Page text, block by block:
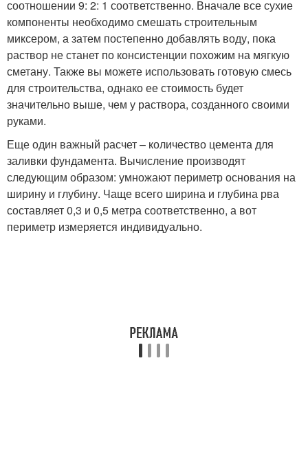
соотношении 9: 2: 1 соответственно. Вначале все сухие
компоненты необходимо смешать строительным
миксером, а затем постепенно добавлять воду, пока
раствор не станет по консистенции похожим на мягкую
сметану. Также вы можете использовать готовую смесь
для строительства, однако ее стоимость будет
значительно выше, чем у раствора, созданного своими
руками.
Еще один важный расчет – количество цемента для
заливки фундамента. Вычисление производят
следующим образом: умножают периметр основания на
ширину и глубину. Чаще всего ширина и глубина рва
составляет 0,3 и 0,5 метра соответственно, а вот
периметр измеряется индивидуально.